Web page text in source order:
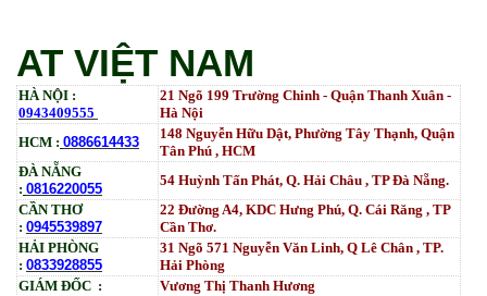
AT VIỆT NAM
HÀ NỘI :
0943409555
21 Ngõ 199 Trường Chinh - Quận Thanh Xuân -
Hà Nội
HCM : 0886614433
148 Nguyễn Hữu Dật, Phường Tây Thạnh, Quận
Tân Phú , HCM
ĐÀ NẴNG
: 0816220055
54 Huỳnh Tấn Phát, Q. Hải Châu , TP Đà Nẵng.
CẦN THƠ
: 0945539897
22 Đường A4, KDC Hưng Phú, Q. Cái Răng , TP
Cần Thơ.
HẢI PHÒNG
: 0833928855
31 Ngõ 571 Nguyễn Văn Linh, Q Lê Chân , TP.
Hải Phòng
GIÁM ĐỐC :
Vương Thị Thanh Hương